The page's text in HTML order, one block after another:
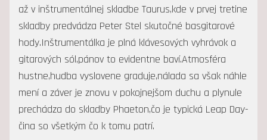
až v inštrumentálnej skladbe Taurus,kde v prvej tretine
skladby predvádza Peter Stel skutočné basgitarové
hody.Inštrumentálka je plná klávesových vyhrávok a
gitarových sól,pánov to evidentne baví.Atmosféra
hustne,hudba vyslovene graduje,nálada sa však náhle
mení a záver je znovu v pokojnejšom duchu a plynule
prechádza do skladby Phaeton,čo je typická Leap Day-
čina so všetkým čo k tomu patrí.